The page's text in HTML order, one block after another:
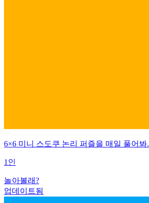
6×6 미니 스도쿠 논리 퍼즐을 매일 풀어봐.
1인
놀아볼래?
업데이트됨